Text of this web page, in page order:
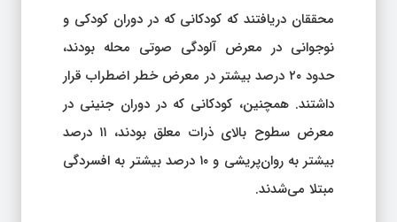
محققان دریافتند که کودکانی که در دوران کودکی و
نوجوانی در معرض آلودگی صوتی محله بودند،
حدود ۲۰ درصد بیشتر در معرض خطر اضطراب قرار
داشتند. همچنین، کودکانی که در دوران جنینی در
معرض سطوح بالای ذرات معلق بودند، ۱۱ درصد
بیشتر به روان‌پریشی و ۱۰ درصد بیشتر به افسردگی
مبتلا می‌شدند.